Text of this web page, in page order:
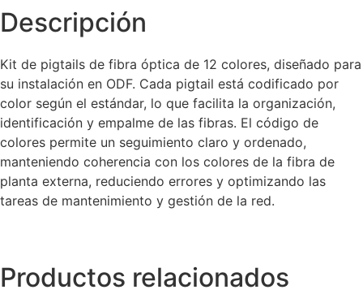
Descripción
Kit de pigtails de fibra óptica de 12 colores, diseñado para
su instalación en ODF. Cada pigtail está codificado por
color según el estándar, lo que facilita la organización,
identificación y empalme de las fibras. El código de
colores permite un seguimiento claro y ordenado,
manteniendo coherencia con los colores de la fibra de
planta externa, reduciendo errores y optimizando las
tareas de mantenimiento y gestión de la red.
Productos relacionados